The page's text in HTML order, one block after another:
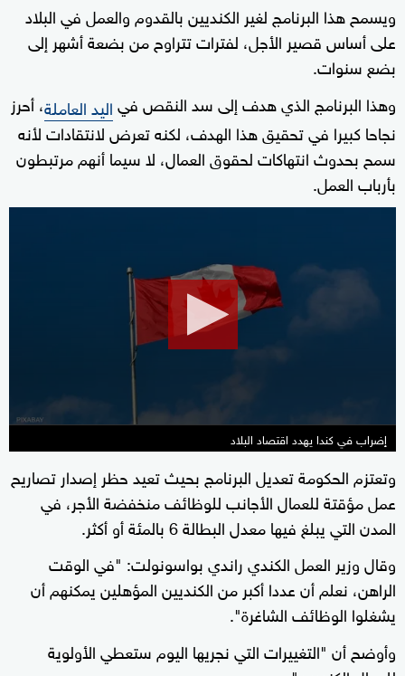
ويسمح هذا البرنامج لغير الكنديين بالقدوم والعمل في البلاد
على أساس قصير الأجل، لفترات تتراوح من بضعة أشهر إلى
بضع سنوات.
وهذا البرنامج الذي هدف إلى سد النقص فياليد العاملة، أحرز
نجاحا كبيرا في تحقيق هذا الهدف، لكنه تعرض لانتقادات لأنه
سمح بحدوث انتهاكات لحقوق العمال، لا سيما أنهم مرتبطون
بأرباب العمل.
إضراب في كندا يهدد اقتصاد البلاد
وتعتزم الحكومة تعديل البرنامج بحيث تعيد حظر إصدار تصاريح
عمل مؤقتة للعمال الأجانب للوظائف منخفضة الأجر، في
المدن التي يبلغ فيها معدل البطالة 6 بالمئة أو أكثر.
وقال وزير العمل الكندي راندي بواسونولت: "في الوقت
الراهن، نعلم أن عددا أكبر من الكنديين المؤهلين يمكنهم أن
يشغلوا الوظائف الشاغرة".
وأوضح أن "التغييرات التي نجريها اليوم ستعطي الأولوية